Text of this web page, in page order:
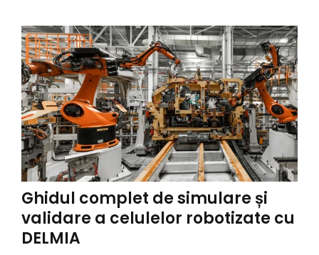
Ghidul complet de simulare și
validare a celulelor robotizate cu
DELMIA